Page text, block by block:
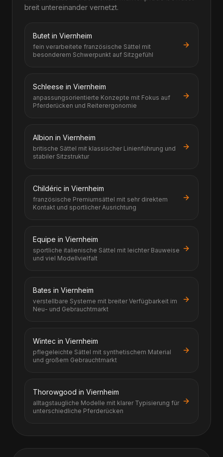
breit untereinander vernetzt.
Butet in Viernheim
fein verarbeitete französische Sättel mit
besonderem Schwerpunkt auf Sitzgefühl
Schleese in Viernheim
anpassungsorientierte Konzepte mit Fokus auf
Pferderücken und Reiterergonomie
Albion in Viernheim
britische Sättel mit klassischer Linienführung und
stabiler Sitzstruktur
Childéric in Viernheim
französische Premiumsättel mit sehr direktem
Kontakt und sportlicher Ausrichtung
Equipe in Viernheim
sportliche italienische Sättel mit leichter Bauweise
und viel Modellvielfalt
Bates in Viernheim
verstellbare Systeme mit breiter Verfügbarkeit im
Neu- und Gebrauchtmarkt
Wintec in Viernheim
pflegeleichte Sättel mit synthetischem Material
und großem Gebrauchtmarkt
Thorowgood in Viernheim
alltagstaugliche Modelle mit klarer Typisierung für
unterschiedliche Pferderücken